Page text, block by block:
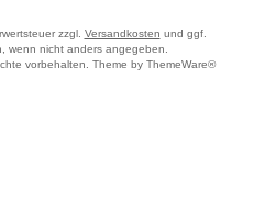
zzgl. Versandkosten und ggf.
wenn nicht anders angegeben.
vorbehalten. Theme by ThemeWare®